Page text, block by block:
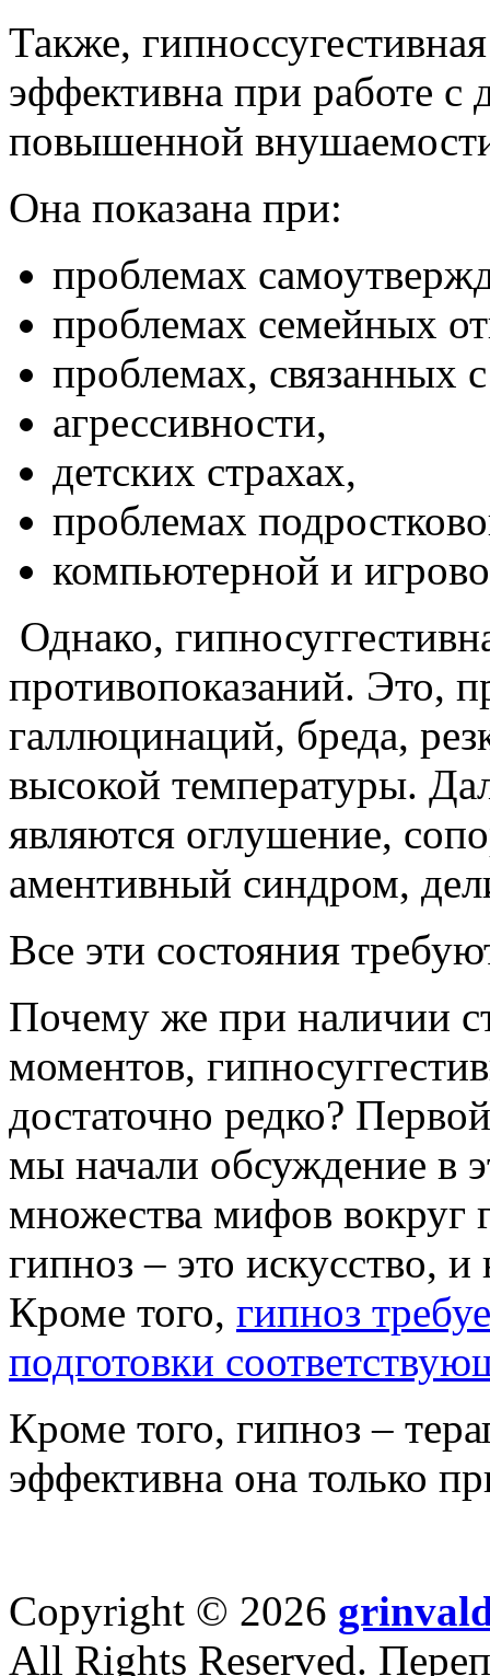
Также,
эффективна при работе с
повышенной
Она показана при:
проблемах
проблемах семейных
проблемах, связанных
агрессивности,
детских страхах,
проблемах
компьютерной и
Однако,
противопоказаний. Это,
галлюцинаций, бреда,
высокой температуры.
являются оглушение,
аментивный синдром,
Все эти состояния
Почему же при наличии
моментов,
достаточно редко?
мы начали обсуждение в
множества мифов вокруг
гипноз – это искусство,
Кроме того, гипноз
подготовки
Кроме того, гипноз –
эффективна она только
Copyright © 2026
All Rights Reserved.